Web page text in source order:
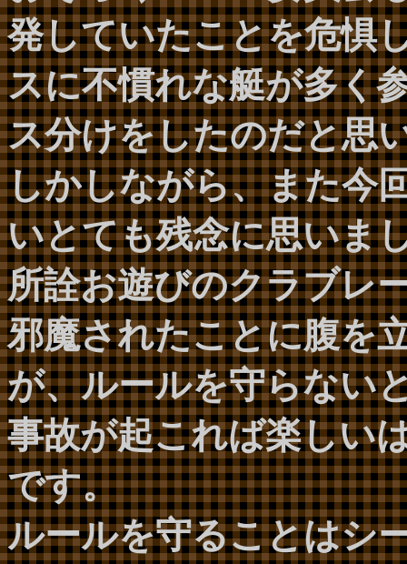
発していたことを危惧
スに不慣れな艇が多く
ス分けをしたのだと思
しかしながら、また今
いとても残念に思いま
所詮お遊びのクラブレ
邪魔されたことに腹を
が、ルールを守らない
事故が起これば楽しい
です。
ルールを守ることはシ